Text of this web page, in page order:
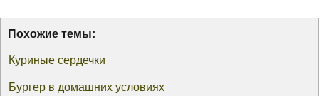
Похожие темы:
Куриные сердечки
Бургер в домашних условиях